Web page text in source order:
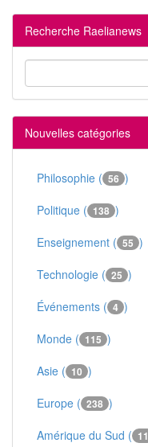
Recherche Raelianews
Nouvelles catégories
Philosophie ( 56 )
Politique ( 138 )
Enseignement ( 55 )
Technologie ( 25 )
Événements ( 4 )
Monde ( 115 )
Asie ( 10 )
Europe ( 238 )
Amérique du Sud ( 11